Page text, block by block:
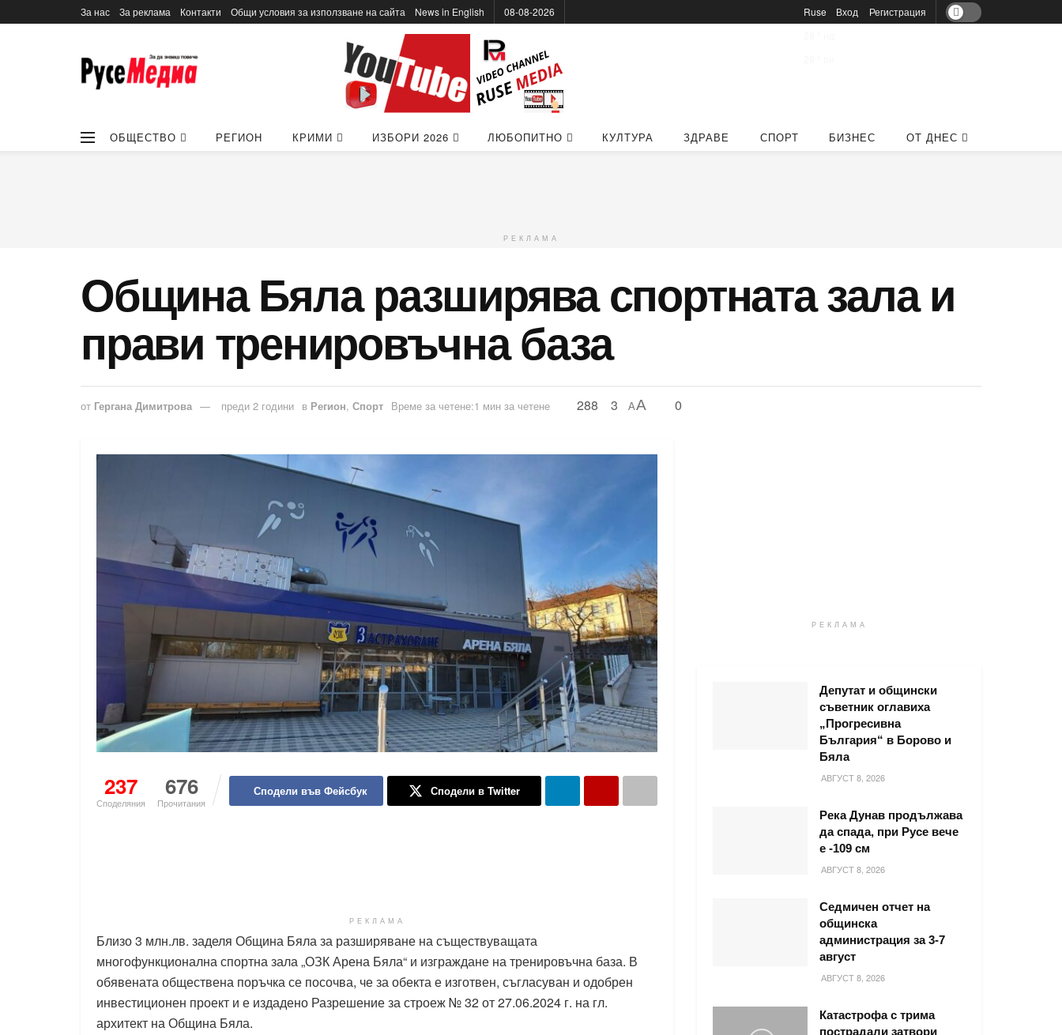
За нас За реклама Контакти Общи условия за използване на сайта News in Еnglish 08-08-2026
Ruse
Вход Регистрация
ОБЩЕСТВО РЕГИОН КРИМИ ИЗБОРИ 2026 ЛЮБОПИТНО КУЛТУРА ЗДРАВЕ СПОРТ БИЗНЕС ОТ ДНЕС
РЕКЛАМА
Община Бяла разширява спортната зала и
прави тренировъчна база
от Гергана Димитрова преди 2 години в Регион, Спорт Време за четене:1 мин за четене 288 3 AA 0
237
Споделяния
676
Прочитания
Сподели във Фейсбук Сподели в Twitter
РЕКЛАМА
Близо 3 млн.лв. заделя Община Бяла за разширяване на съществуващата
многофункционална спортна зала „ОЗК Арена Бяла“ и изграждане на тренировъчна база. В
обявената обществена поръчка се посочва, че за обекта е изготвен, съгласуван и одобрен
инвестиционен проект и е издадено Разрешение за строеж № 32 от 27.06.2024 г. на гл.
архитект на Община Бяла.
РЕКЛАМА
Депутат и общински
съветник оглавиха
„Прогресивна
България“ в Борово и
Бяла
АВГУСТ 8, 2026
Река Дунав продължава
да спада, при Русе вече
е -109 см
АВГУСТ 8, 2026
Седмичен отчет на
общинска
администрация за 3-7
август
АВГУСТ 8, 2026
Катастрофа с трима
пострадали затвори